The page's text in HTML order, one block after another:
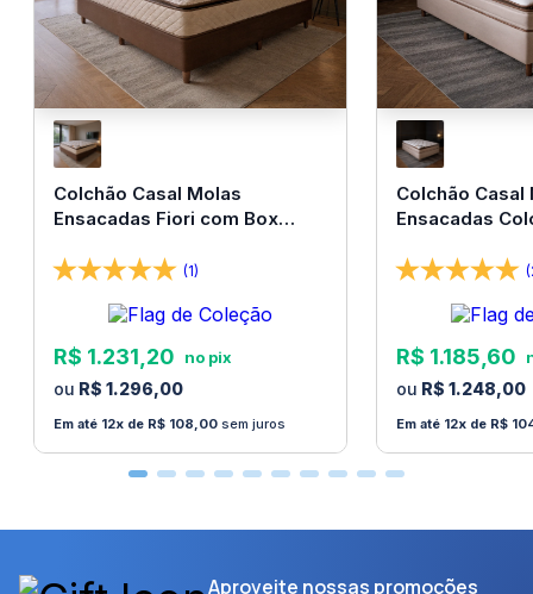
Colchão Casal Molas
Ensacadas Fiori com Box
(1)
R$ 1.231 20
R$ 1.296,00
12 R$ 108 00sem juros
Colchão Casal
Ensacadas
R$ 1.185 60
R$ 1.248,00
12 R$
Aproveite nossas promoções